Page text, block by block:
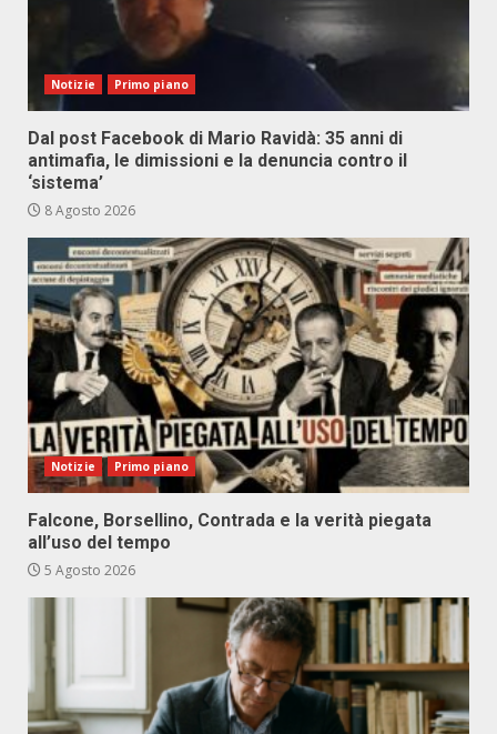
Notizie Primo piano
Dal post Facebook di Mario Ravidà: 35 anni di
antimafia, le dimissioni e la denuncia contro il
‘sistema’
8 Agosto 2026
Notizie Primo piano
Falcone, Borsellino, Contrada e la verità piegata
all’uso del tempo
5 Agosto 2026